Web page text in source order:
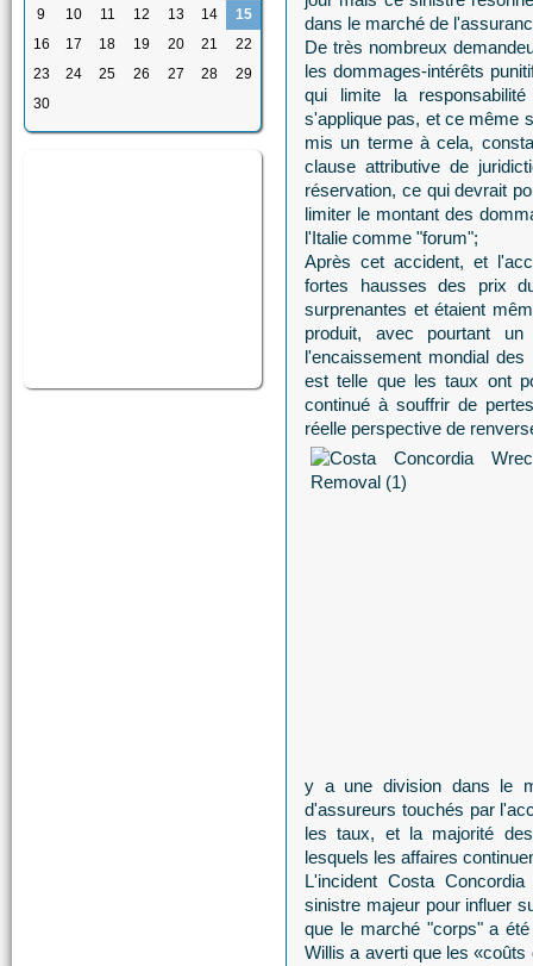
9
10 11 12 13 14
15
16
17 18 19 20 21
22
23
24 25 26 27 28
29
30
dans le marché de
De très nombreux
les dommages-intérêts
qui limite la
s'applique pas, et ce même
mis un terme à cela,
clause attributive de
réservation, ce qui devrait
limiter le montant des
l'Italie comme "forum";
Après cet accident, et
fortes hausses des prix
surprenantes et étaient
produit, avec pourtant
l'encaissement mondial
est telle que les taux ont
continué à souffrir de
réelle perspective de
y a une division dans le
d'assureurs touchés par
les taux, et la majorité
lesquels les affaires
L'incident Costa
sinistre majeur pour influer
que le marché "corps" a
Willis a averti que les